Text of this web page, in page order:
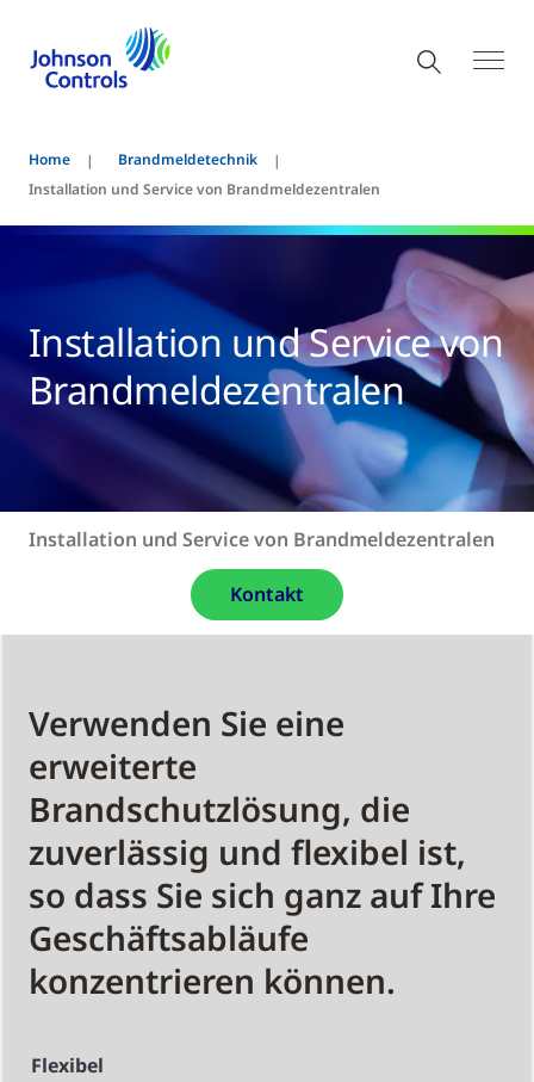
Home
Brandmeldetechnik
Installation und Service von Brandmeldezentralen
Installation und Service von
Brandmeldezentralen
Installation und Service von Brandmeldezentralen
Kontakt
Verwenden Sie eine
erweiterte
Brandschutzlösung, die
zuverlässig und flexibel ist,
so dass Sie sich ganz auf Ihre
Geschäftsabläufe
konzentrieren können.
Flexibel